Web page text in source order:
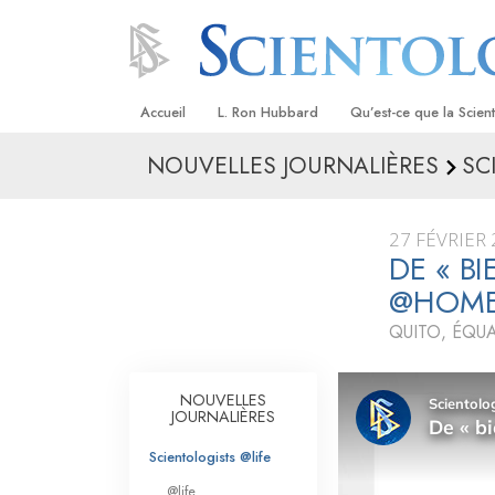
Accueil L. Ron Hubbard Qu’est-ce que la
Croyances et pratiques
Les scientologues et
Rencontrez un
À l’intérieur d’une
Les principes de base
Scientologie
La Dianétique : Une
NOUVELLES JOURNALIÈRES
27
DE «
QUITO,
NOUVELLES
JOURNALIÈRES
Scientologists @life